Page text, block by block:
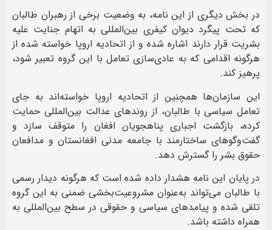
در بخش دیگری از این نامه، به وضعیت برخی از رهبران طالبان
که تحت پیگرد دیوان کیفری بین‌المللی به اتهام جنایت علیه
بشریت قرار دارند اشاره شده و از اتحادیه اروپا خواسته شده از
هرگونه اقدامی که به عادی‌سازی تعامل با این گروه تعبیر شود،
پرهیز کند.
این سازمان‌ها همچنین از اتحادیه اروپا خواسته‌اند به جای
تعامل سیاسی با طالبان، از روندهای عدالت بین‌المللی حمایت
کرده، بازگشت اجباری پناهجویان افغان را متوقف سازد و
گفت‌وگوهای ساختارمند با جامعه مدنی افغانستان و مدافعان
حقوق بشر را گسترش دهد.
در پایان این نامه هشدار داده شده است که هرگونه دیدار رسمی
با طالبان می‌تواند به‌عنوان مشروعیت‌بخشی ضمنی به این گروه
تلقی شده و پیامدهای سیاسی و حقوقی در سطح بین‌المللی به
همراه داشته باشد.